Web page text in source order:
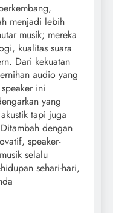
menjadi lebih
musik; mereka
kualitas suara
Dari kekuatan
audio yang
ini
yang
tapi juga
dengan
speaker-
selalu
sehari-hari,